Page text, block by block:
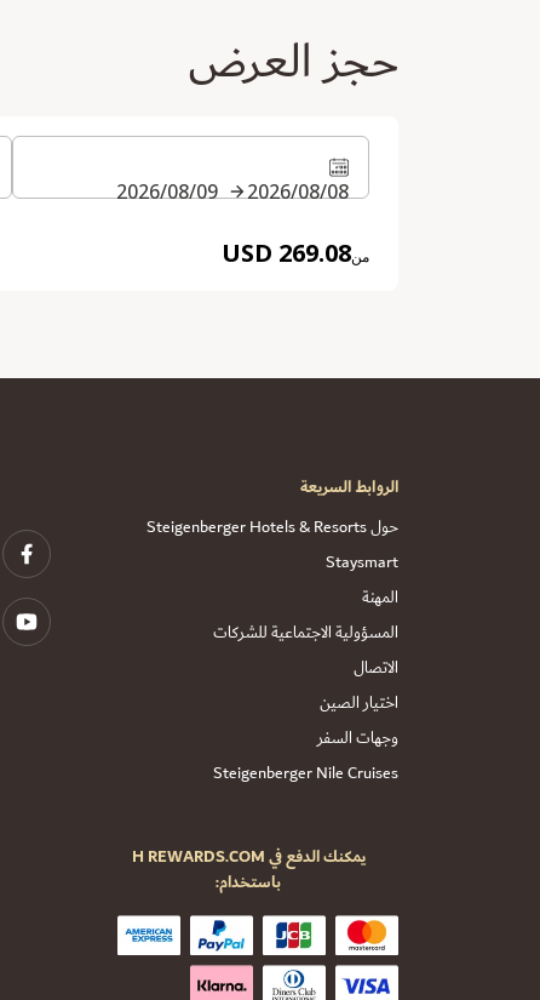
حجز العرض
08‏/08‏/2026
09‏/08‏/2026
من269.08 USD
الروابط السريعة
حول Steigenberger Hotels & Resorts
Staysmart
المهنة
المسؤولية الاجتماعية للشركات
الاتصال
اختيار الصين
وجهات السفر
Steigenberger Nile Cruises
يمكنك الدفع في H REWARDS.COM
باستخدام: